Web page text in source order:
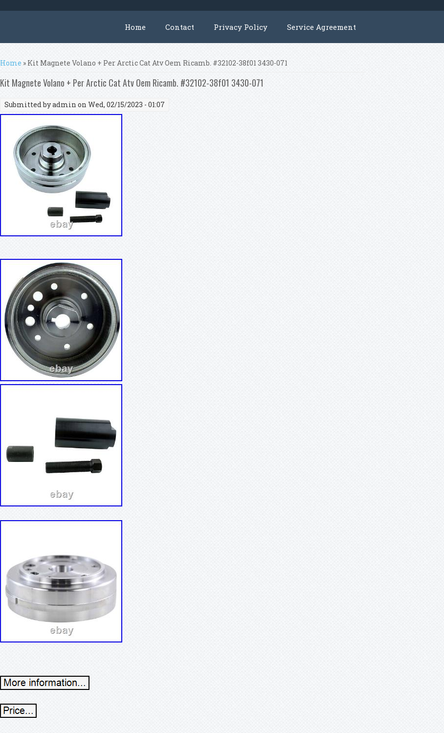
Home Contact Privacy Policy Service Agreement
You are here
Home » Kit Magnete Volano + Per Arctic Cat Atv Oem Ricamb. #32102-38f01 3430-071
Kit Magnete Volano + Per Arctic Cat Atv Oem Ricamb. #32102-38f01 3430-071
Submitted byadmin on Wed, 02/15/2023 - 01:07